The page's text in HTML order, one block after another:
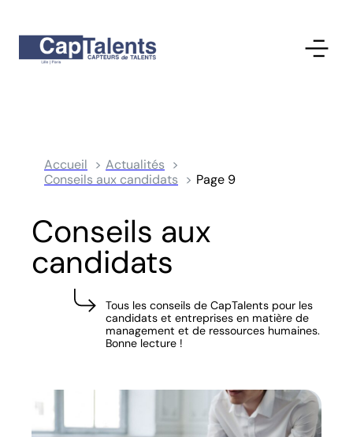
Accueil
Actualités
Conseils aux candidats
Page 9
Conseils aux
candidats
Tous les conseils de CapTalents pour les
candidats et entreprises en matière de
management et de ressources humaines.
Bonne lecture !